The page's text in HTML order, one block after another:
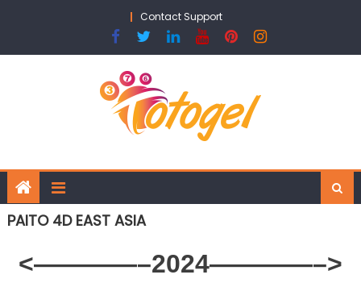
Contact Support
PAITO 4D EAST ASIA
<————–2024————–>